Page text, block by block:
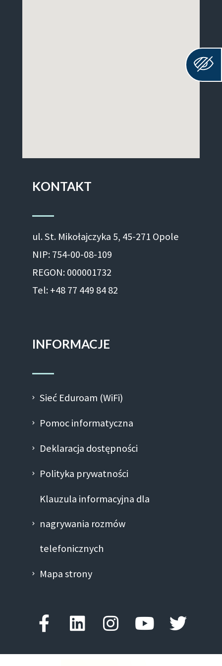
KONTAKT
ul. St. Mikołajczyka 5, 45-271 Opole
NIP: 754-00-08-109
REGON: 000001732
Tel: +48 77 449 84 82
INFORMACJE
Sieć Eduroam (WiFi)
Pomoc informatyczna
Deklaracja dostępności
Polityka prywatności
Klauzula informacyjna dla
nagrywania rozmów
telefonicznych
Mapa strony
f